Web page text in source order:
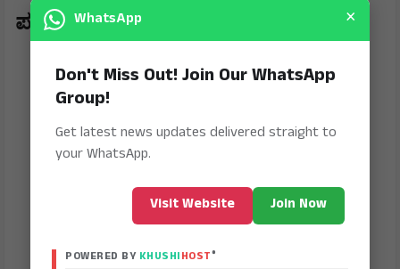
ಪತ್ತೆಹಚ್ಚಿದೆ.WhatsApp ×
Don't Miss Out! Join Our WhatsApp
Group!
Get latest news updates delivered straight to
your WhatsApp.
Visit Website Join Now
POWERED BY KHUSHIHOST®